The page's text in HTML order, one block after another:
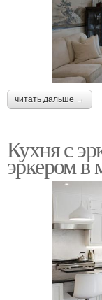
читать дальше →
Кухня с
эркером в